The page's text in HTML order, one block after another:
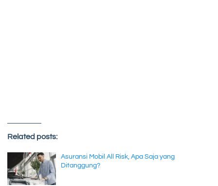
Related posts:
Asuransi Mobil All Risk, Apa Saja yang
Ditanggung?